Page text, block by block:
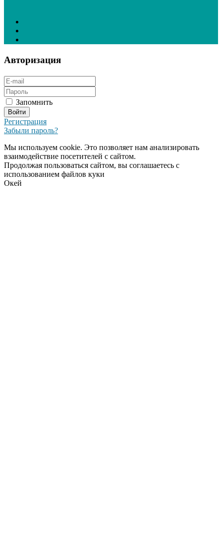
Авторизация
Запомнить
Регистрация
Забыли пароль?
Мы используем cookie. Это позволяет нам анализировать
взаимодействие посетителей с сайтом.
Продолжая пользоваться сайтом, вы соглашаетесь с
использованием файлов куки
Окей